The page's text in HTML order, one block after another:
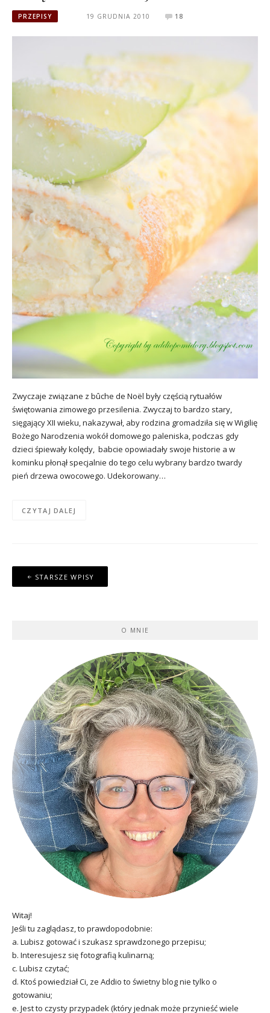
PRZEPISY 19 GRUDNIA 2010 18
Zwyczaje związane z bûche de Noël były częścią rytuałów
świętowania zimowego przesilenia. Zwyczaj to bardzo stary,
sięgający XII wieku, nakazywał, aby rodzina gromadziła się w Wigilię
Bożego Narodzenia wokół domowego paleniska, podczas gdy
dzieci śpiewały kolędy, babcie opowiadały swoje historie a w
kominku płonął specjalnie do tego celu wybrany bardzo twardy
pień drzewa owocowego. Udekorowany…
CZYTAJ DALEJ
Nawigacja
po
STARSZE WPISY
O MNIE
Witaj!
Jeśli tu zaglądasz, to prawdopodobnie:
a. Lubisz gotować i szukasz sprawdzonego przepisu;
b. Interesujesz się fotografią kulinarną;
c. Lubisz czytać;
d. Ktoś powiedział Ci, ze Addio to świetny blog nie tylko o
gotowaniu;
e. Jest to czysty przypadek (który jednak może przynieść wiele